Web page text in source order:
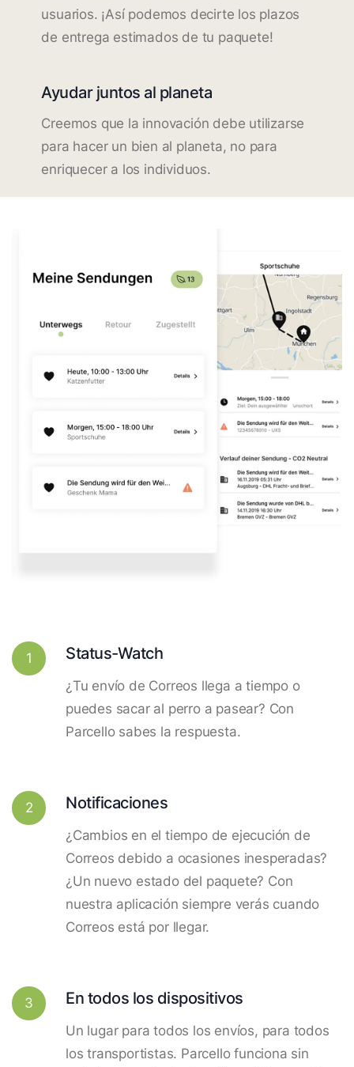
usuarios. ¡Así podemos decirte los plazos
de entrega estimados de tu paquete!
Ayudar juntos al planeta
Creemos que la innovación debe utilizarse
para hacer un bien al planeta, no para
enriquecer a los individuos.
1 Status-Watch
¿Tu envío de Correos llega a tiempo o
puedes sacar al perro a pasear? Con
Parcello sabes la respuesta.
2 Notificaciones
¿Cambios en el tiempo de ejecución de
Correos debido a ocasiones inesperadas?
¿Un nuevo estado del paquete? Con
nuestra aplicación siempre verás cuando
Correos está por llegar.
3 En todos los dispositivos
Un lugar para todos los envíos, para todos
los transportistas. Parcello funciona sin